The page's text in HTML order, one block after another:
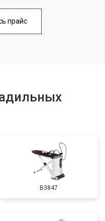
прайс
B3847